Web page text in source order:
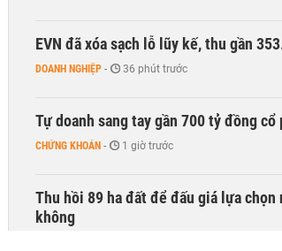
EVN đã xóa sạch lỗ lũy kế, thu gần
DOANH NGHIỆP - 36 phút trước
Tự doanh sang tay gần 700 tỷ đồng cổ
CHỨNG KHOÁN - 1 giờ trước
Thu hồi 89 ha đất để đấu giá lựa
không